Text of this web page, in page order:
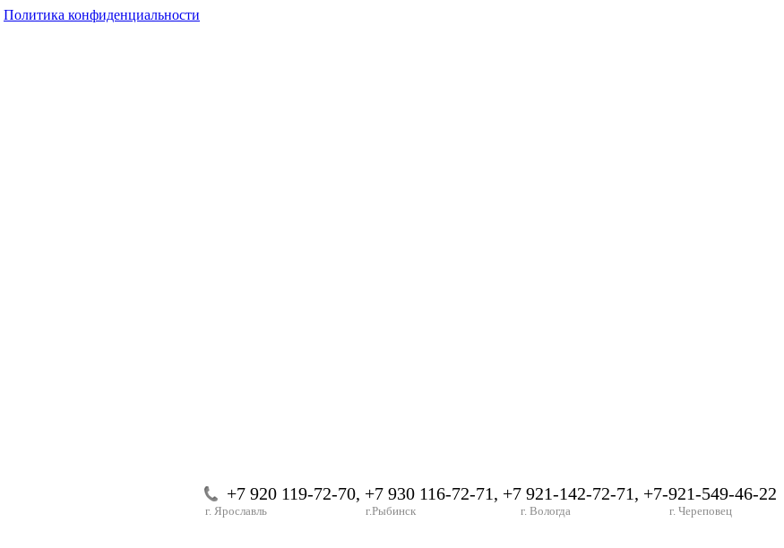
Политика конфиденциальности
+7 920 119-72-70, +7 930 116-72-71, +7 921-142-72-71, +7-921-549-46-22
г. Ярославль г.Рыбинск г. Вологда г. Череповец